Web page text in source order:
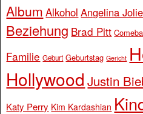
Album Alkohol Angelina Jolie
Beziehung Brad Pitt
Familie Geburt Geburtstag Gericht
Hollywood Justin
Katy Perry Kim Kardashian